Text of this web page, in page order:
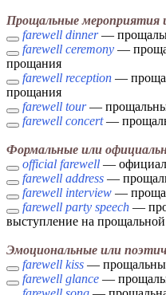
Прощальные мероприятия
farewell dinner—
farewell ceremony —
прощания
farewell reception —
прощания
farewell tour—
farewell concert—
Формальные или
official farewell —
farewell address —
farewell interview —
farewell party speech —
выступление на
Эмоциональные или
farewell kiss —
farewell glance —